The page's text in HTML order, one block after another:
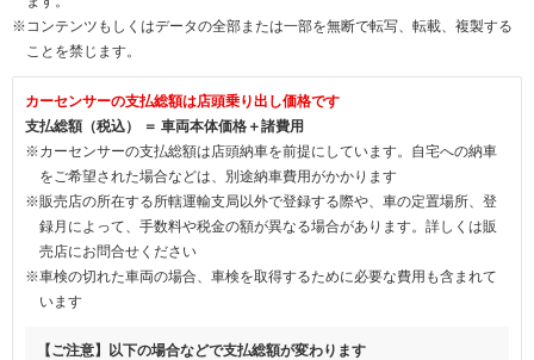
※コンテンツもしくはデータの全部または一部を無断で転写、転載、複製する
ことを禁じます。
カーセンサーの支払総額は店頭乗り出し価格です
支払総額（税込） ＝ 車両本体価格＋諸費用
※カーセンサーの支払総額は店頭納車を前提にしています。自宅への納車
をご希望された場合などは、別途納車費用がかかります
※販売店の所在する所轄運輸支局以外で登録する際や、車の定置場所、登
録月によって、手数料や税金の額が異なる場合があります。詳しくは販
売店にお問合せください
※車検の切れた車両の場合、車検を取得するために必要な費用も含まれて
います
【ご注意】以下の場合などで支払総額が変わります